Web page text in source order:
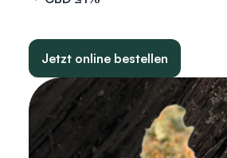
Jetzt online bestellen